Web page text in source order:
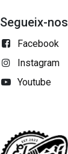
Segueix-nos
Facebook
Instagram
Youtube